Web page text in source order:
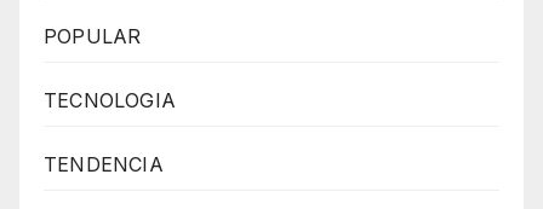
POPULAR
TECNOLOGIA
TENDENCIA